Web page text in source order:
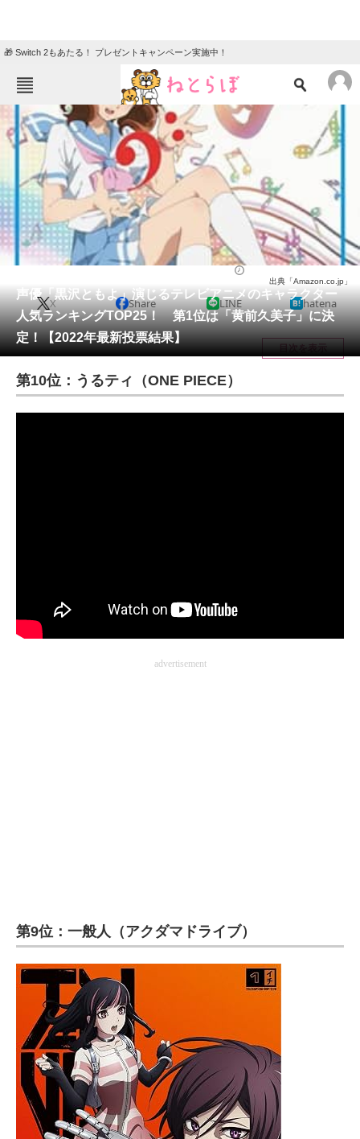
🎁 Switch 2もあたる！ プレゼントキャンペーン実施中！
ねとらぼメニュー
TOP ニュース
エンタメ クイズ
グルメ 地域
住まい 教育・育児
動物 リサーチ
会員記事
メディア
注目記事を集めた総合ページ
ITの今と未来を見通す
企業ITのトレンドを詳説
経営リーダーのコミュニティ
エネルギーの専門メディア
建設×テクノロジーの最前線
ちょっと気になるネットの話題
声優「黒沢ともよ」演じるテレビアニメのキャラクター
人気ランキングTOP25！ 第1位は「黄前久美子」に決
定！【2022年最新投票結果】
出典「Amazon.co.jp」
X Share LINE hatena
目次を表示
第10位：うるティ（ONE PIECE）
advertisement
第9位：一般人（アクダマドライブ）